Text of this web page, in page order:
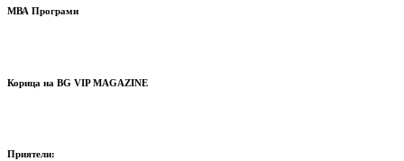
МВА Програми
Корица на BG VIP MAGAZINE
Приятели: